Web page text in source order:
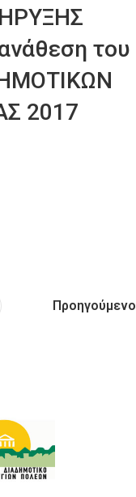
του
2017
Προηγούμενο